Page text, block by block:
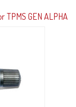
TPMS GEN ALPHA